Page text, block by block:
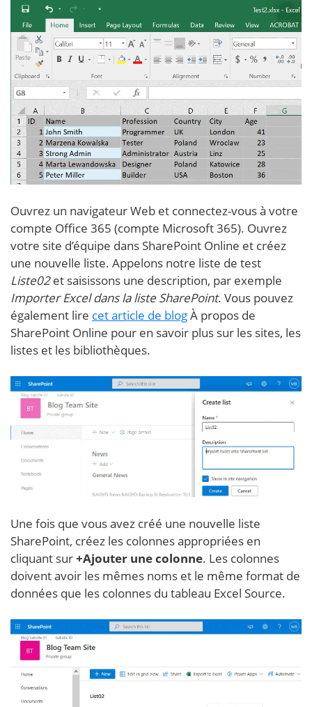
Ouvrez un navigateur Web et connectez-vous à votre
compte Office 365 (compte Microsoft 365). Ouvrez
votre site d’équipe dans SharePoint Online et créez
une nouvelle liste. Appelons notre liste de test
Liste02et saisissons une description, par exemple
Importer Excel dans la liste SharePoint. Vous pouvez
également lire cet article de blogÀ propos de
SharePoint Online pour en savoir plus sur les sites, les
listes et les bibliothèques.
Une fois que vous avez créé une nouvelle liste
SharePoint, créez les colonnes appropriées en
cliquant sur+Ajouter une colonne. Les colonnes
doivent avoir les mêmes noms et le même format de
données que les colonnes du tableau Excel Source.